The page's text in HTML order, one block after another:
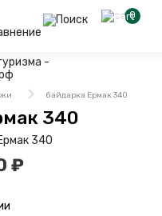
0
байдарка Ермак 340
340
₽